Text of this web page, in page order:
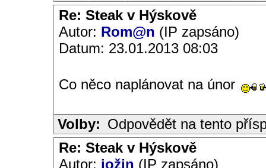
Re: Steak v Hýskově
Autor: Rom@n (IP zapsáno)
Datum: 23.01.2013 08:03
Co něco naplánovat na únor
Volby: Odpovědět na tento
Re: Steak v Hýskově
Autor: jožin (IP zapsáno)